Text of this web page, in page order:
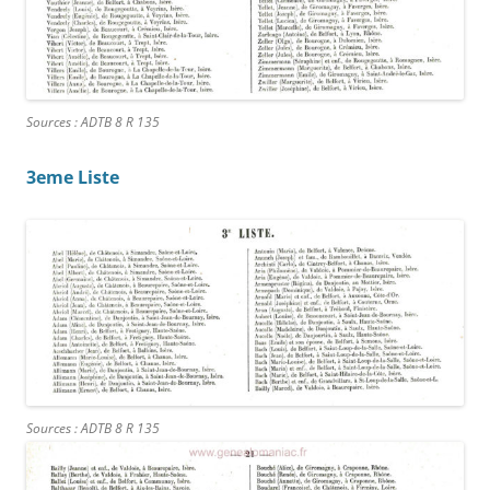
Sources : ADTB 8 R 135
3eme Liste
Sources : ADTB 8 R 135